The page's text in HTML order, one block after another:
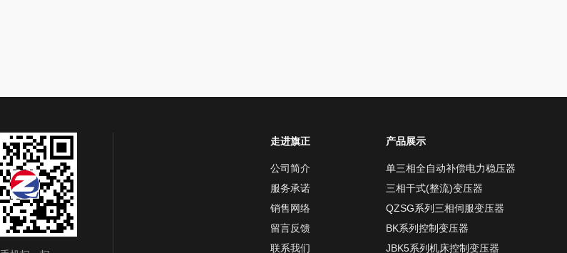
走进旗正
公司简介
服务承诺
销售网络
留言反馈
联系我们
产品展示
单三相全自动补偿电力稳压器
三相干式(整流)变压器
QZSG系列三相伺服变压器
BK系列控制变压器
JBK5系列机床控制变压器